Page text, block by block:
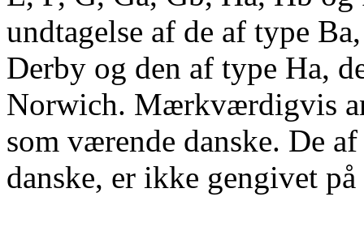
undtagelse af de af type
Derby og den af type Ha,
Norwich. Mærkværdigvis
som værende danske. De
danske, er ikke gengivet